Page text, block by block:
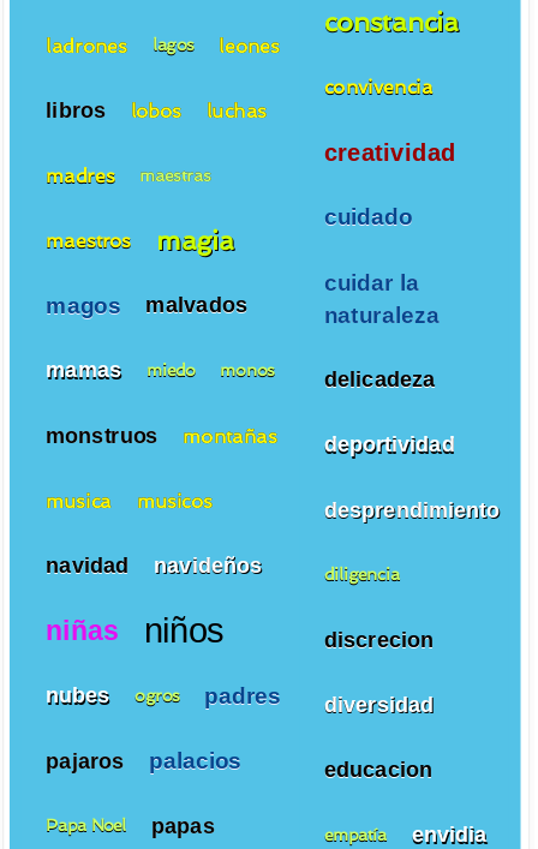
constancia
convivencia
creatividad
cuidado
cuidar la
naturaleza
delicadeza
deportividad
desprendimiento
diligencia
discrecion
diversidad
educacion
empatía envidia
ladrones lagos leones
libros lobos luchas
madres maestras
maestros magia
magos malvados
mamas miedo monos
monstruos montañas
musica musicos
navidad navideños
niñas niños
nubes ogros padres
pajaros palacios
Papa Noel papas